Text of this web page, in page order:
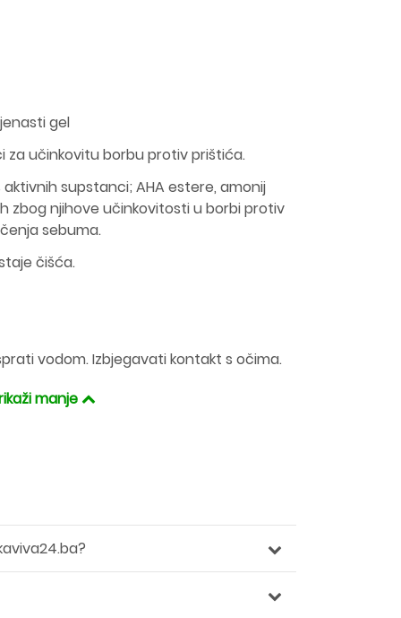
gel
za učinkovitu borbu protiv prištića.
supstanci; AHA estere, amonij
zbog njihove učinkovitosti u borbi protiv
sebuma.
čišća.
vodom. Izbjegavati kontakt s očima.
manje